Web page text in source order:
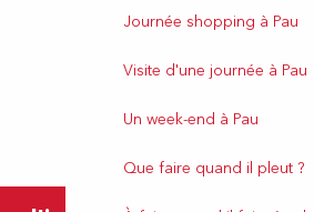
Journée shopping à Pau
Visite d'une journée à Pau
Un week-end à Pau
Que faire quand il pleut ?